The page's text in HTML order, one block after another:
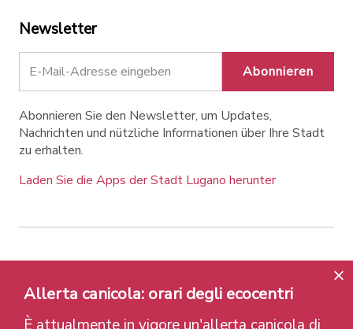
Newsletter
Abonnieren
Abonnieren Sie den Newsletter, um Updates,
Nachrichten und nützliche Informationen über Ihre Stadt
zu erhalten.
Laden Sie die Apps der Stadt Lugano herunter
Contatti Links
Rechtlicher Hinweis
Datenschutzrichtlinie
Labels und Auszeichnungen
Credits
Allerta canicola: orari degli ecocentri